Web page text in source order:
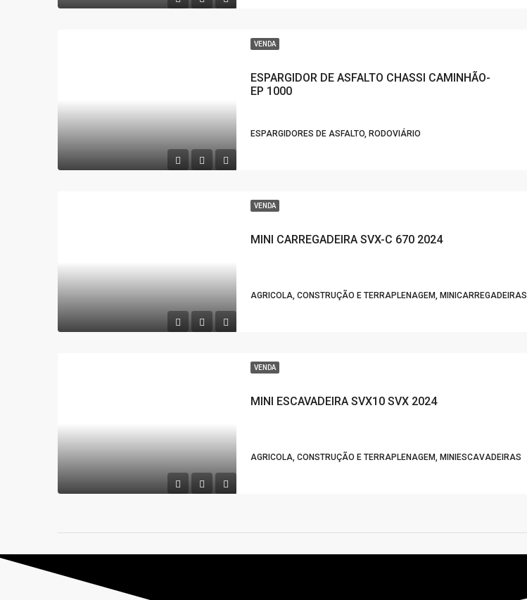
VENDA
ESPARGIDOR DE ASFALTO CHASSI CAMINHÃO-
EP 1000
ESPARGIDORES DE ASFALTO, RODOVIÁRIO
VENDA
MINI CARREGADEIRA SVX-C 670 2024
AGRICOLA, CONSTRUÇÃO E TERRAPLENAGEM, MINICARREGADEIRAS
VENDA
MINI ESCAVADEIRA SVX10 SVX 2024
AGRICOLA, CONSTRUÇÃO E TERRAPLENAGEM, MINIESCAVADEIRAS